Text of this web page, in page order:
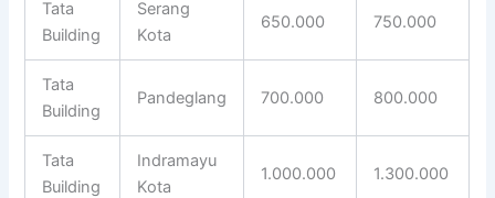
Tata
Building
Serang
Kota
650.000 750.000
Tata
Building
Pandeglang 700.000 800.000
Tata
Building
Indramayu
Kota
1.000.000 1.300.000